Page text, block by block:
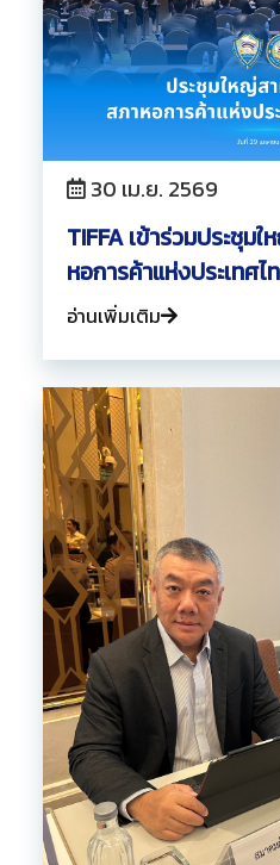
30 เม.ย. 2569
TIFFA เข้าร่วมประชุ
หอการค้าแห่งประเทศ
อ่านเพิ่มเติม